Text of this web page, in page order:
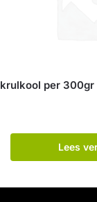
krulkool per
Lees